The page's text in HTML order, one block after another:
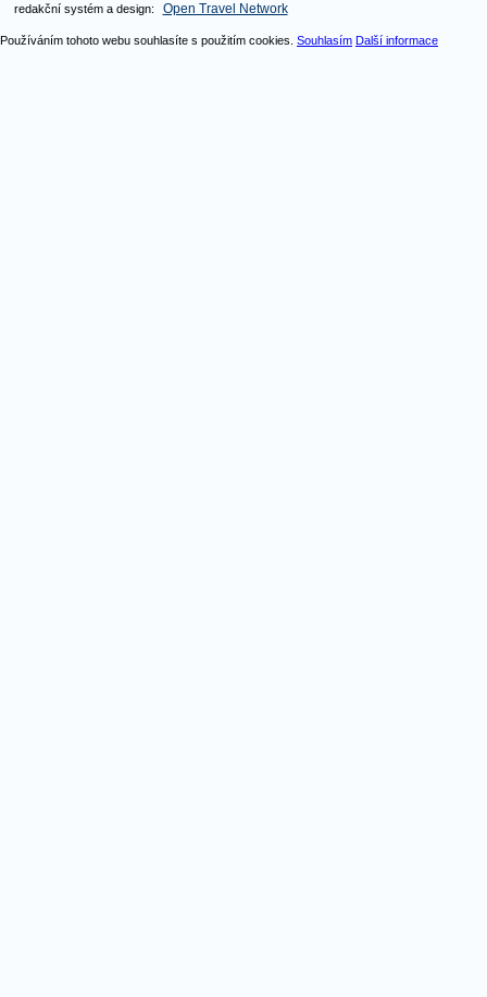
redakční systém a design: Open Travel Network
Používáním tohoto webu souhlasíte s použitím cookies. Souhlasím Další informace